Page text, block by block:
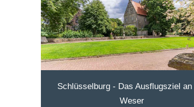
Schlüsselburg - Das Ausflugsziel an
Weser